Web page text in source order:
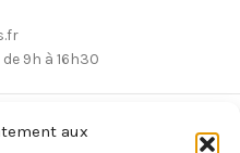
aux
9h à 16h30